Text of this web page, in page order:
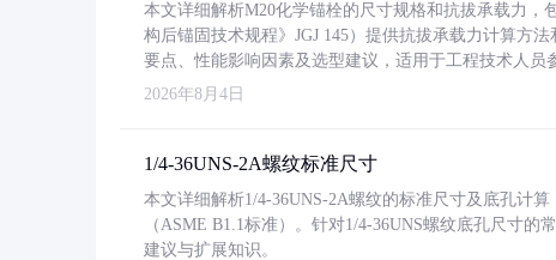
本文详细解析M20化学锚栓的尺寸规格和抗拔承载力
构后锚固技术规程》JGJ 145）提供抗拔承载力计算方
要点、性能影响因素及选型建议，适用于工程技术人员
2026年8月4日
1/4-36UNS-2A螺纹标准尺寸
本文详细解析1/4-36UNS-2A螺纹的标准尺寸及底孔计
（ASME B1.1标准）。针对1/4-36UNS螺纹底孔尺寸
建议与扩展知识。